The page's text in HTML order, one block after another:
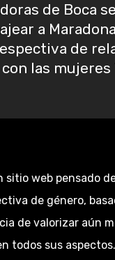
de Boca
a
de
con las mujeres
sitio web pensado
de género,
de valorizar aún
todos sus